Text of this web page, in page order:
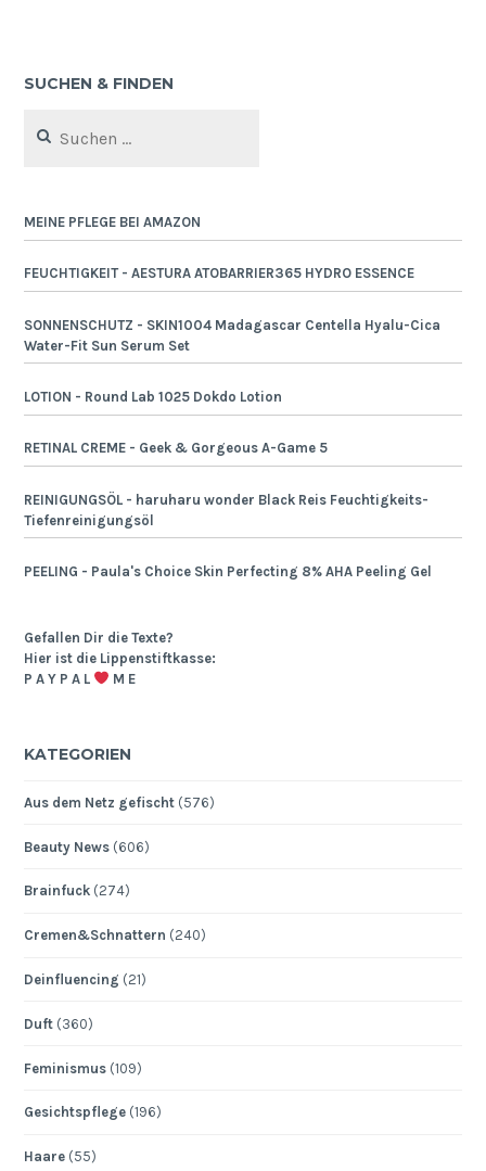
SUCHEN & FINDEN
nach:
MEINE PFLEGE BEI AMAZON
FEUCHTIGKEIT - AESTURA ATOBARRIER365 HYDRO ESSENCE
SONNENSCHUTZ - SKIN1004 Madagascar Centella Hyalu-Cica
Water-Fit Sun Serum Set
LOTION - Round Lab 1025 Dokdo Lotion
RETINAL CREME - Geek & Gorgeous A-Game 5
REINIGUNGSÖL - haruharu wonder Black Reis Feuchtigkeits-
Tiefenreinigungsöl
PEELING - Paula's Choice Skin Perfecting 8% AHA Peeling Gel
Gefallen Dir die Texte?
Hier ist die Lippenstiftkasse:
P A Y P A L
M E
KATEGORIEN
Aus dem Netz gefischt (576)
Beauty News (606)
Brainfuck (274)
Cremen&Schnattern (240)
Deinfluencing (21)
Duft (360)
Feminismus (109)
Gesichtspflege (196)
Haare (55)